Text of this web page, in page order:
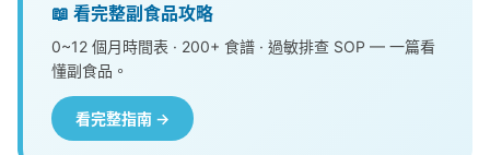
📖 看完整副食品攻略
0~12 個月時間表 · 200+ 食譜 · 過敏排查 SOP — 一篇看
懂副食品。
看完整指南 →